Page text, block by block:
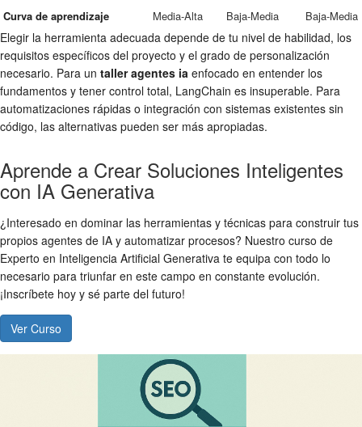
Curva de aprendizaje Media-Alta Baja-Media Baja-Media
Elegir la herramienta adecuada depende de tu nivel de habilidad, los
requisitos específicos del proyecto y el grado de personalización
necesario. Para un taller agentes ia enfocado en entender los
fundamentos y tener control total, LangChain es insuperable. Para
automatizaciones rápidas o integración con sistemas existentes sin
código, las alternativas pueden ser más apropiadas.
Aprende a Crear Soluciones Inteligentes
con IA Generativa
¿Interesado en dominar las herramientas y técnicas para construir tus
propios agentes de IA y automatizar procesos? Nuestro curso de
Experto en Inteligencia Artificial Generativa te equipa con todo lo
necesario para triunfar en este campo en constante evolución.
¡Inscríbete hoy y sé parte del futuro!
Ver Curso